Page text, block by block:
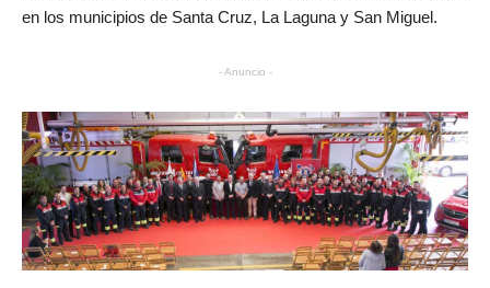
en los municipios de Santa Cruz, La Laguna y San Miguel.
- Anuncio -